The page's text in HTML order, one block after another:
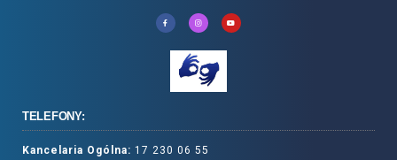
TELEFONY:
Kancelaria Ogólna: 17 230 06 55